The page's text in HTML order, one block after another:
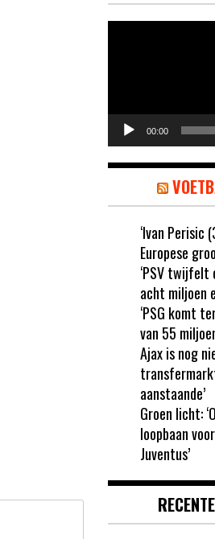
00:00
‘Ivan Perisic
Europese
‘PSV twijfelt
acht miljoen
‘PSG komt
van 55
Ajax is nog
aanstaande’
Groen licht:
loopbaan
Juventus’